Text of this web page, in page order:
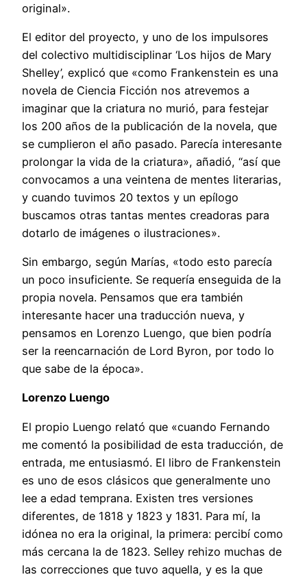
original».
El editor del proyecto, y uno de los impulsores
del colectivo multidisciplinar ‘Los hijos de Mary
Shelley’, explicó que «como Frankenstein es una
novela de Ciencia Ficción nos atrevemos a
imaginar que la criatura no murió, para festejar
los 200 años de la publicación de la novela, que
se cumplieron el año pasado. Parecía interesante
prolongar la vida de la criatura», añadió, “así que
convocamos a una veintena de mentes literarias,
y cuando tuvimos 20 textos y un epílogo
buscamos otras tantas mentes creadoras para
dotarlo de imágenes o ilustraciones».
Sin embargo, según Marías, «todo esto parecía
un poco insuficiente. Se requería enseguida de la
propia novela. Pensamos que era también
interesante hacer una traducción nueva, y
pensamos en Lorenzo Luengo, que bien podría
ser la reencarnación de Lord Byron, por todo lo
que sabe de la época».
Lorenzo Luengo
El propio Luengo relató que «cuando Fernando
me comentó la posibilidad de esta traducción, de
entrada, me entusiasmó. El libro de Frankenstein
es uno de esos clásicos que generalmente uno
lee a edad temprana. Existen tres versiones
diferentes, de 1818 y 1823 y 1831. Para mí, la
idónea no era la original, la primera: percibí como
más cercana la de 1823. Selley rehizo muchas de
las correcciones que tuvo aquella, y es la que